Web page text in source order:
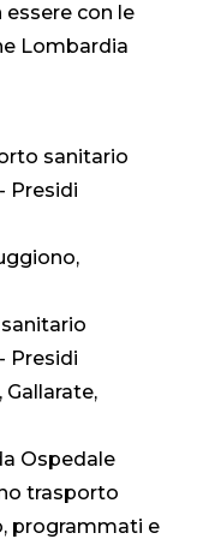
con le
Lombardia
sanitario
Presidi
Presidi
Ospedale
trasporto
programmati e